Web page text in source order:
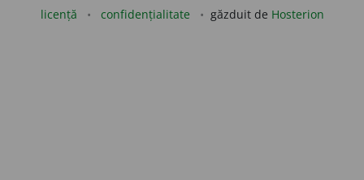
licență confidențialitate găzduit de Hosterion